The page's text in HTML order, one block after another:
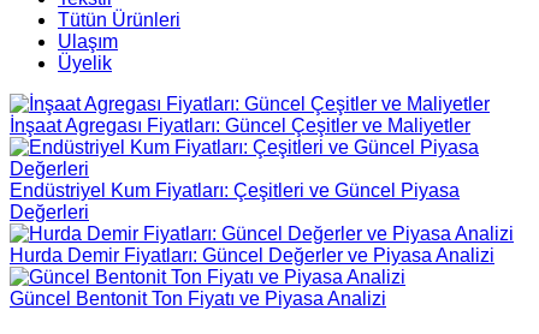
Tütün Ürünleri
Ulaşım
Üyelik
İnşaat Agregası Fiyatları: Güncel Çeşitler ve Maliyetler
Endüstriyel Kum Fiyatları: Çeşitleri ve Güncel Piyasa
Değerleri
Hurda Demir Fiyatları: Güncel Değerler ve Piyasa Analizi
Güncel Bentonit Ton Fiyatı ve Piyasa Analizi